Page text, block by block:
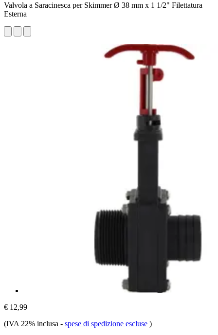
Valvola a Saracinesca per Skimmer Ø 38 mm x 1 1/2" Filettatura
Esterna
€ 12,99
(IVA 22% inclusa - spese di spedizione escluse )